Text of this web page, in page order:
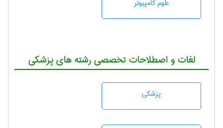
علوم کامپیوتر
لغات و اصطلاحات تخصصی رشته های پزشکی
پزشكی